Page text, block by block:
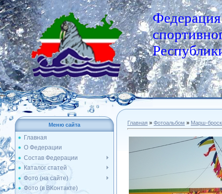
Федерация
Меню сайта
Главная
О Федерации
Состав Федерации
Каталог статей
Фото (на сайте)
Фото (в ВКонтакте)
Главная » Фотоальбом » Марш-